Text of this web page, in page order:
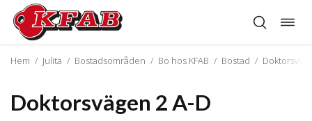
Hoppa
innehåll
Hem / Julita / Bostadsområden / Bo hos KFAB / Bostad /
Doktorsvägen 2 A-D